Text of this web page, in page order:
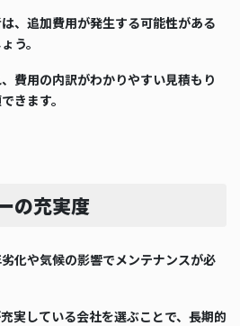
、追加費用が発生する可能性がある
う。
費用の内訳がわかりやすい見積もり
きます。
の充実度
化や気候の影響でメンテナンスが必
実している会社を選ぶことで、長期的